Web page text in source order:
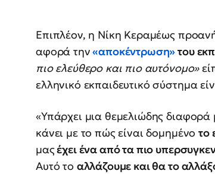
Επιπλέον, η Νίκη Κεραμέως
αφορά την«αποκέντρωση»του
πιο ελεύθερο και πιο αυτόνομο»
ελληνικό εκπαιδευτικό σύστημα
«Υπάρχει μια θεμελιώδης
κάνει με το πώς είναι δομημένοτο
μαςέχει ένα από τα πιο
Αυτό το αλλάζουμε και θα το